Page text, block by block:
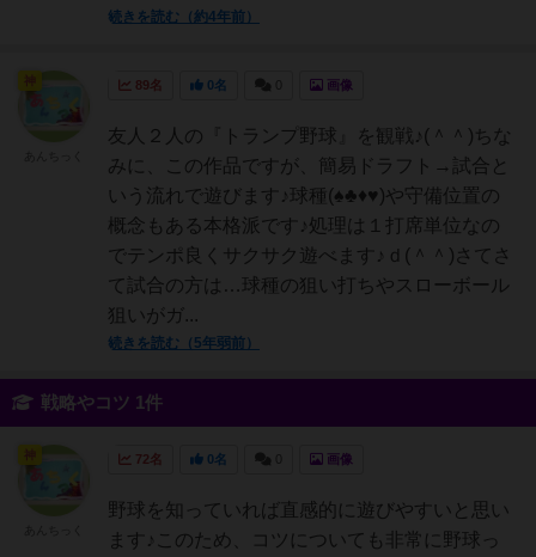
続きを読む（約4年前）
89名 0名 画像
友人２人の『トランプ野球』を観戦♪(＾＾)ちな
みに、この作品ですが、簡易ドラフト→試合と
いう流れで遊びます♪球種(♠♣♦♥)や守備位置の
概念もある本格派です♪処理は１打席単位なの
でテンポ良くサクサク遊べます♪ｄ(＾＾)さてさ
て試合の方は…球種の狙い打ちやスローボール
狙いがガ...
続きを読む（5年弱前）
神
戦略やコツ 1件
72名 0名 画像
野球を知っていれば直感的に遊びやすいと思い
ます♪このため、コツについても非常に野球っ
神